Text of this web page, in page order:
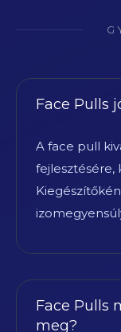
Face Pulls
A face pull
fejlesztésére,
Face Pulls
meg?